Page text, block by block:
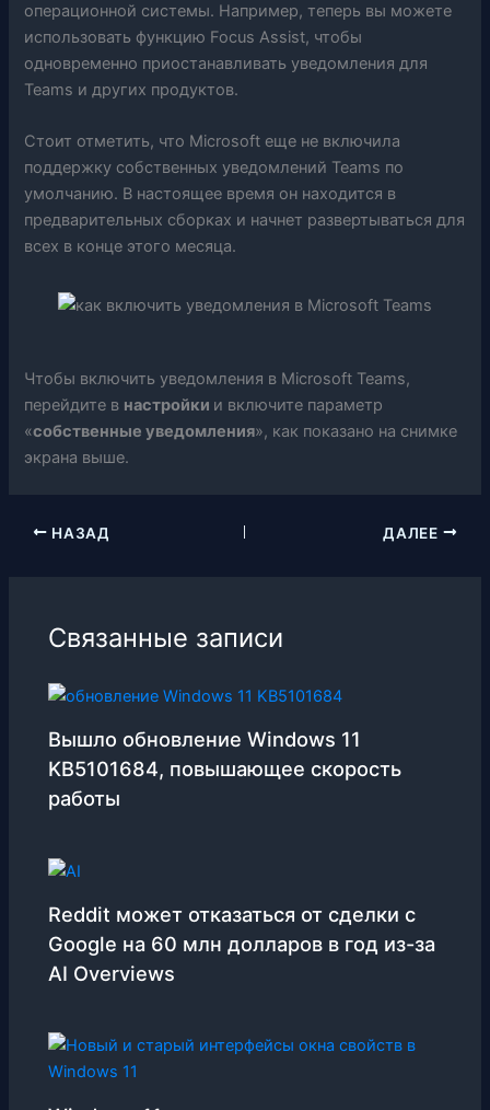
операционной системы. Например, теперь вы можете
использовать функцию Focus Assist, чтобы
одновременно приостанавливать уведомления для
Teams и других продуктов.
Стоит отметить, что Microsoft еще не включила
поддержку собственных уведомлений Teams по
умолчанию. В настоящее время он находится в
предварительных сборках и начнет развертываться для
всех в конце этого месяца.
Чтобы включить уведомления в Microsoft Teams,
перейдите в настройки и включите параметр
«собственные уведомления», как показано на снимке
экрана выше.
НАЗАД ДАЛЕЕ
Связанные записи
Вышло обновление Windows 11
KB5101684, повышающее скорость
работы
Reddit может отказаться от сделки с
Google на 60 млн долларов в год из-за
AI Overviews